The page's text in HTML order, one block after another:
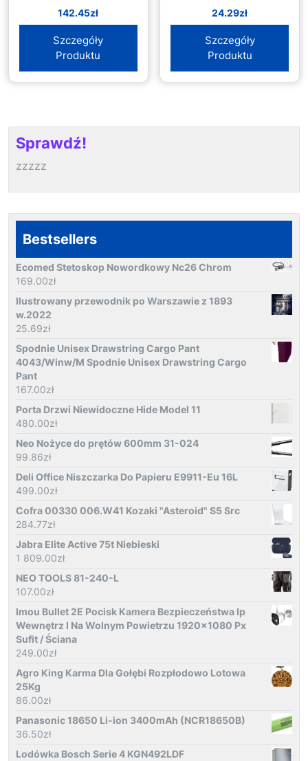
142.45zł
Szczegóły
Produktu
24.29zł
Szczegóły
Produktu
Sprawdź!
zzzzz
Bestsellers
Ecomed Stetoskop Nowordkowy Nc26 Chrom
169.00zł
Ilustrowany przewodnik po Warszawie z 1893
w.2022
25.69zł
Spodnie Unisex Drawstring Cargo Pant
4043/Winw/M Spodnie Unisex Drawstring Cargo
Pant
167.00zł
Porta Drzwi Niewidoczne Hide Model 11
480.00zł
Neo Nożyce do prętów 600mm 31-024
99.86zł
Deli Office Niszczarka Do Papieru E9911-Eu 16L
499.00zł
Cofra 00330 006.W41 Kozaki "Asteroid" S5 Src
284.77zł
Jabra Elite Active 75t Niebieski
1 809.00zł
NEO TOOLS 81-240-L
107.00zł
Imou Bullet 2E Pocisk Kamera Bezpieczeństwa Ip
Wewnętrz I Na Wolnym Powietrzu 1920x1080 Px
Sufit / Ściana
249.00zł
Agro King Karma Dla Gołębi Rozpłodowo Lotowa
25Kg
86.00zł
Panasonic 18650 Li-ion 3400mAh (NCR18650B)
36.50zł
Lodówka Bosch Serie 4 KGN492LDF